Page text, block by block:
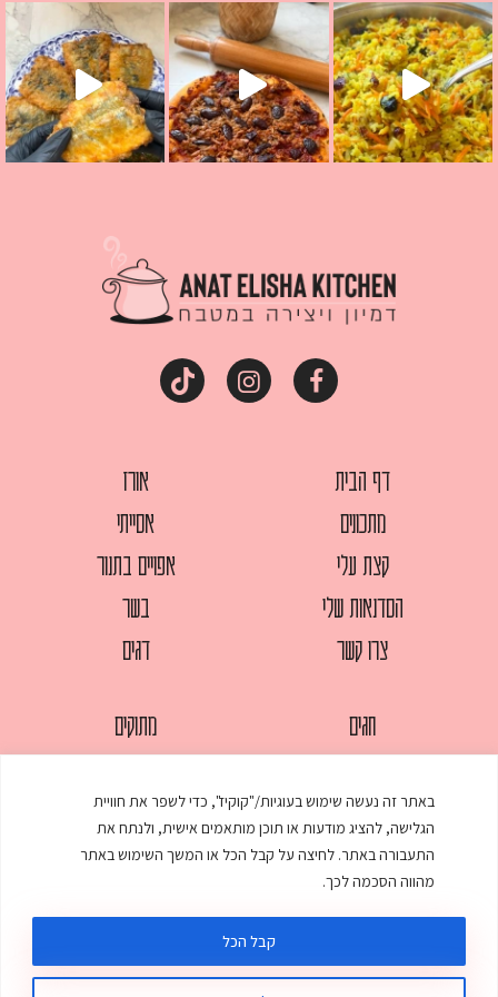
באתר זה נעשה שימוש בעוגיות/"קוקיז", כדי לשפר את חוויית
הגלישה, להציג מודעות או תוכן מותאמים אישית, ולנתח את
התעבורה באתר. לחיצה על קבל הכל או המשך השימוש באתר
מהווה הסכמה לכך.
קבל הכל
מז׳ווז׳ין או בתרגום לעברית, מחותניםמתכון ראש
דף הבית
מתכונים
קצת עלי
הסדנאות שלי
צרו קשר
אורז
אסייתי
אפויים בתנור
בשר
דגים
חגים
מאפים
ממולאים
מרקים
מתוקים
עוגות
עוף